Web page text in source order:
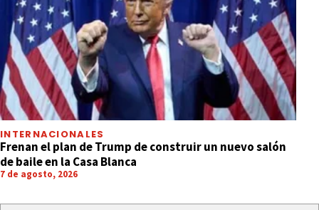
INTERNACIONALES
Frenan el plan de Trump de construir un nuevo salón
de baile en la Casa Blanca
7 de agosto, 2026